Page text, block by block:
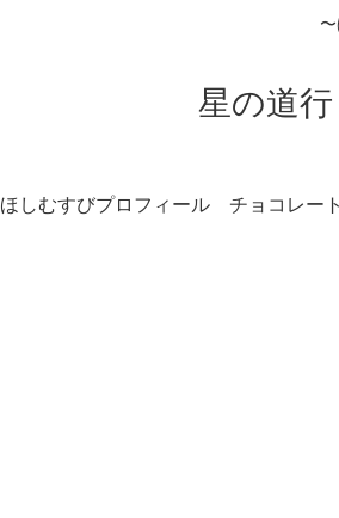
星の道行
ほしむすびプロフィール チョコレー